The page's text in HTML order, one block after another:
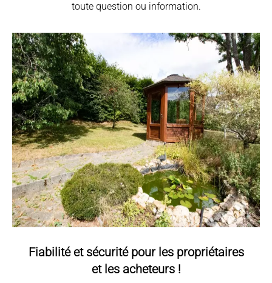
toute question ou information.
Fiabilité et sécurité pour les propriétaires
et les acheteurs !